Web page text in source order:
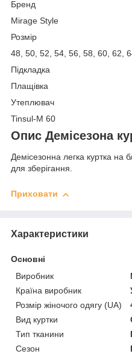
Бренд
Mirage Style
Розмір
48, 50, 52, 54, 56, 58, 60, 62,
Підкладка
Плащівка
Утеплювач
Tinsul-M 60
Опис Демісезона
Демісезонна легка куртка на
для зберігання.
Приховати
Характеристики
Основні
Виробник
Країна виробник
Розмір жіночого одягу (UA)
Вид куртки
Тип тканини
Сезон